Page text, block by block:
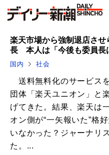
楽天市場から強制退店さ
長 本人は「今後も委員長
国内 社会
送料無料化のサービス
団体「楽天ユニオン」と
げてきた。結果、楽天は
オン側が“一矢報いた”格
いなかった？ジャーナリ
た。...